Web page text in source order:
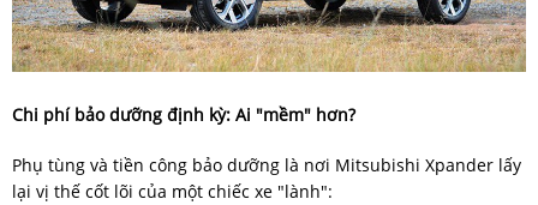
Chi phí bảo dưỡng định kỳ: Ai "mềm" hơn?
Phụ tùng và tiền công bảo dưỡng là nơi Mitsubishi Xpander lấy
lại vị thế cốt lõi của một chiếc xe "lành":